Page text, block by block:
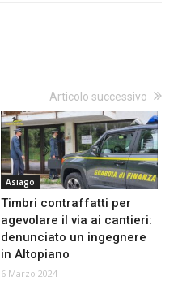
Articolo successivo
Asiago
Timbri contraffatti per
agevolare il via ai cantieri:
denunciato un ingegnere
in Altopiano
6 Marzo 2024